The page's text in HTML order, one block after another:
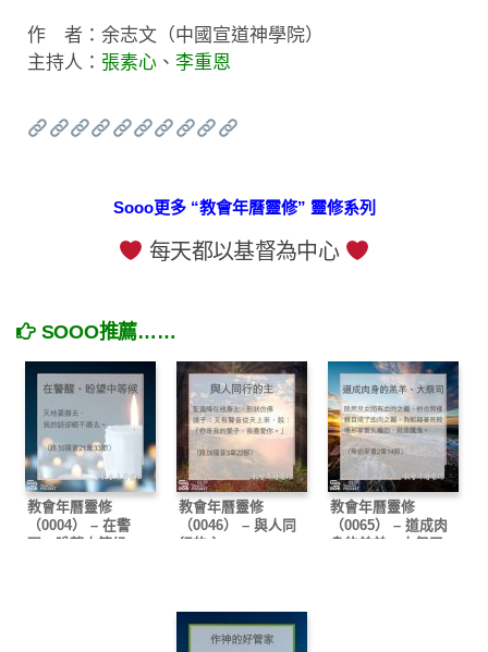
作 者：余志文（中國宣道神學院）
主持人： 張素心 、 李重恩
Sooo更多 “教會年曆靈修” 靈修系列
每天都以基督為中心
SOOO推薦……
教會年曆靈修
（0004） – 在警
醒、盼望中等候
教會年曆靈修
（0046） – 與人同
行的主
教會年曆靈修
（0065） – 道成肉
身的羔羊、大祭司